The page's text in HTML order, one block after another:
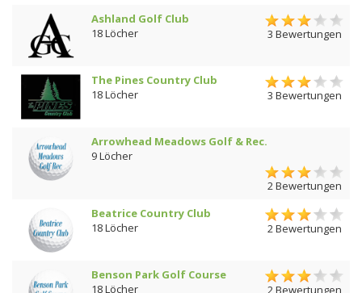
Ashland Golf Club
18 Löcher
3 Bewertungen
The Pines Country Club
18 Löcher
3 Bewertungen
Arrowhead Meadows Golf & Rec.
9 Löcher
2 Bewertungen
Beatrice Country Club
18 Löcher
2 Bewertungen
Benson Park Golf Course
18 Löcher
2 Bewertungen